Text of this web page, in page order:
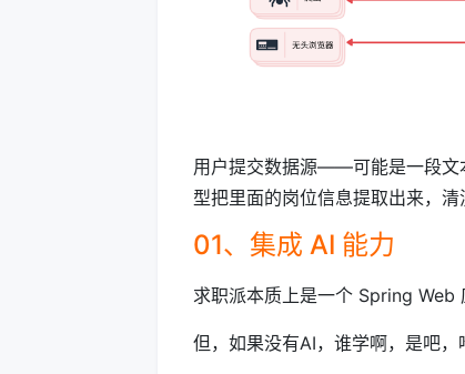
用户提交数据源——可能是一段
型把里面的岗位信息提取出来，清
01、集成 AI 能力
求职派本质上是一个 Spring Web
但，如果没有AI，谁学啊，是吧，